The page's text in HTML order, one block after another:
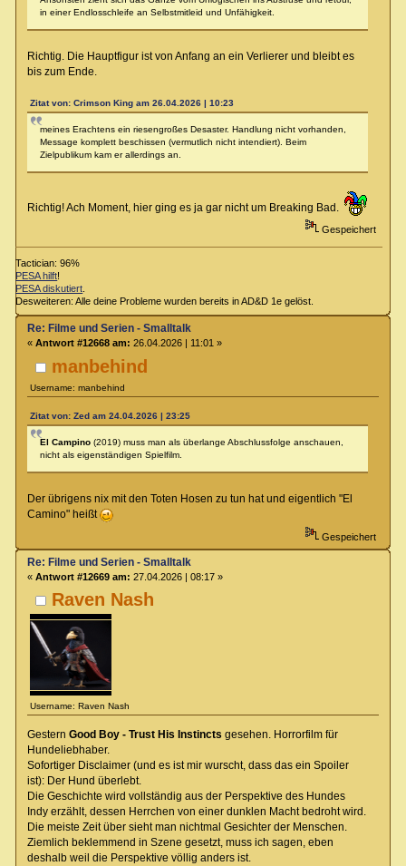
in einer Endlosschleife an Selbstmitleid und Unfähigkeit.
Richtig. Die Hauptfigur ist von Anfang an ein Verlierer und bleibt es
bis zum Ende.
Zitat von: Crimson King am 26.04.2026 | 10:23
meines Erachtens ein riesengroßes Desaster. Handlung nicht vorhanden,
Message komplett beschissen (vermutlich nicht intendiert). Beim
Zielpublikum kam er allerdings an.
Richtig! Ach Moment, hier ging es ja gar nicht um Breaking Bad.
Gespeichert
Tactician: 96%
PESA hilft!
PESA diskutiert
Desweiteren: Alle deine Probleme wurden bereits in AD&D 1e gelöst.
manbehind
Username: manbehind
Re: Filme und Serien - Smalltalk
« Antwort #12668 am: 26.04.2026 | 11:01 »
Zitat von: Zed am 24.04.2026 | 23:25
El Campino(2019) muss man als überlange Abschlussfolge anschauen,
nicht als eigenständigen Spielfilm.
Der übrigens nix mit den Toten Hosen zu tun hat und eigentlich "El
Camino" heißt
Gespeichert
Raven Nash
Username: Raven Nash
Re: Filme und Serien - Smalltalk
« Antwort #12669 am: 27.04.2026 | 08:17 »
Gestern Good Boy - Trust His Instincts gesehen. Horrorfilm für
Hundeliebhaber.
Sofortiger Disclaimer (und es ist mir wurscht, dass das ein Spoiler
ist): Der Hund überlebt.
Die Geschichte wird vollständig aus der Perspektive des Hundes
Indy erzählt, dessen Herrchen von einer dunklen Macht bedroht wird.
Die meiste Zeit über sieht man nichtmal Gesichter der Menschen.
Ziemlich beklemmend in Szene gesetzt, muss ich sagen, eben
deshalb weil die Perspektive völlig anders ist.